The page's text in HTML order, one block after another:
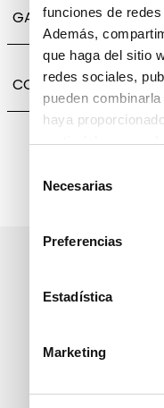
funciones de
Además,
que haga del sitio
redes sociales,
pueden
haya
partir del uso que
deNecesarias
Preferencias
Estadística
Marketing
GARANTÍA, CAMBIOS
COMPARTIR